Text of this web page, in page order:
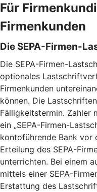
Für
Firmenkunden
Die SEPA-Firmen-
Die SEPA-Firmen-
optionales
Firmenkunden
können. Die
Fälligkeitstermin. Zahler
ein „SEPA-Firmen-
kontoführende Bank vor
Erteilung des SEPA-
unterrichten. Bei einem
mittels einer SEPA-
Erstattung des